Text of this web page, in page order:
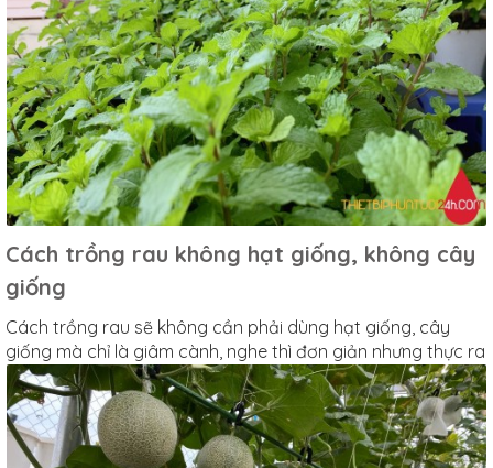
Cách trồng rau không hạt giống, không cây
giống
Cách trồng rau sẽ không cần phải dùng hạt giống, cây
giống mà chỉ là giâm cành, nghe thì đơn giản nhưng thực ra
là nó đơn giản thiệt